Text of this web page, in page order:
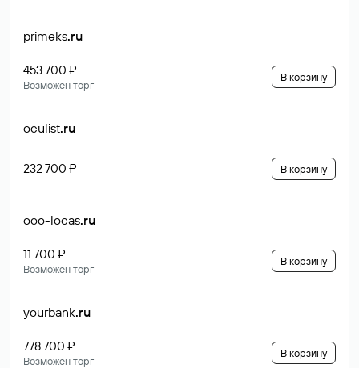
primeks.ru
453 700 ₽
Возможен торг
В корзину
oculist.ru
232 700 ₽ В корзину
ooo-locas.ru
11 700 ₽
Возможен торг
В корзину
yourbank.ru
778 700 ₽
Возможен торг
В корзину